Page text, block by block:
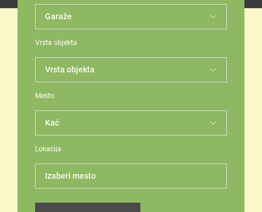
Vrsta objekta
Mesto
Lokacija
Izaberi mesto